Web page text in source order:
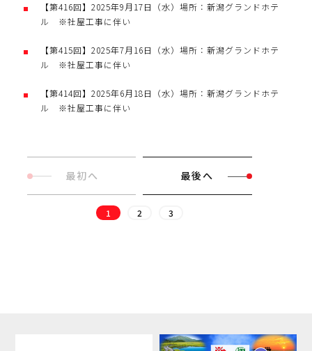
【第416回】2025年9月17日（水）場所：新潟グランドホテ
ル ※社屋工事に伴い
【第415回】2025年7月16日（水）場所：新潟グランドホテ
ル ※社屋工事に伴い
【第414回】2025年6月18日（水）場所：新潟グランドホテ
ル ※社屋工事に伴い
最初へ
1 2 3
最後へ